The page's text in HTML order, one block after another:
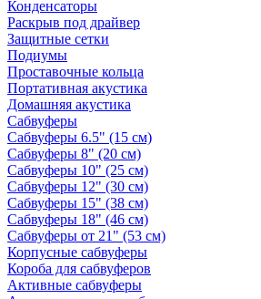
Конденсаторы
Раскрыв под драйвер
Защитные сетки
Подиумы
Проставочные кольца
Портативная акустика
Домашняя акустика
Сабвуферы
Сабвуферы 6.5" (15 см)
Сабвуферы 8" (20 см)
Сабвуферы 10" (25 см)
Сабвуферы 12" (30 см)
Сабвуферы 15" (38 см)
Сабвуферы 18" (46 см)
Сабвуферы от 21" (53 см)
Корпусные сабвуферы
Короба для сабвуферов
Активные сабвуферы